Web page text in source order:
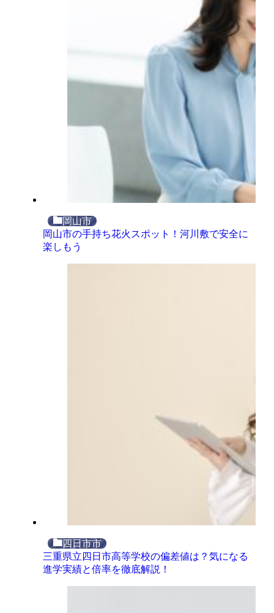
岡山市
岡山市の手持ち花火スポット！河川敷で安全に
楽しもう
四日市市
三重県立四日市高等学校の偏差値は？気になる
進学実績と倍率を徹底解説！